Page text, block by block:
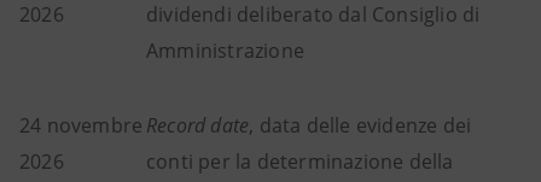
2026
dividendi deliberato dal Consiglio di
Amministrazione
24 novembre
2026
Record date, data delle evidenze dei
conti per la determinazione della